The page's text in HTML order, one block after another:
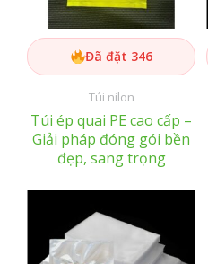
Đã đặt 346
Túi nilon
Túi ép quai PE cao cấp –
Giải pháp đóng gói bền
đẹp, sang trọng